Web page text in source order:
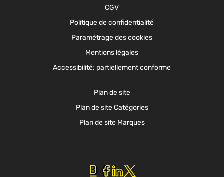
CGV
Politique de confidentialité
Paramétrage des cookies
Mentions légales
Accessibilité: partiellement conforme
Plan de site
Plan de site Catégories
Plan de site Marques